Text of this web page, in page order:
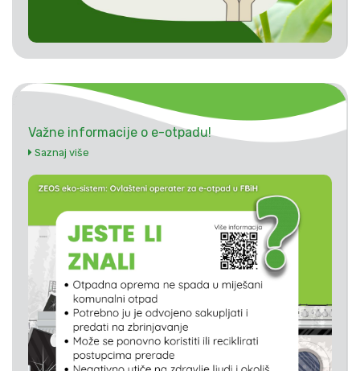
Važne informacije o e-otpadu!
Saznaj više